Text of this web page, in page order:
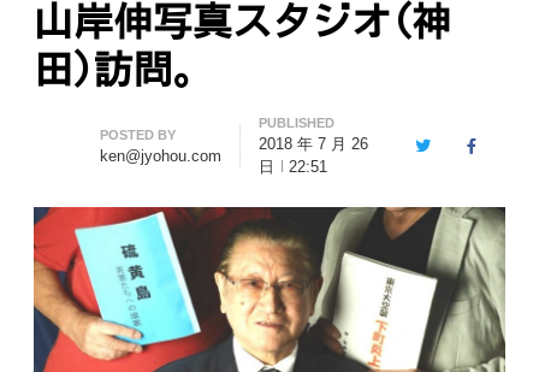
山岸伸写真スタジオ(神
田)訪問。
Author
POSTED BY
ken@jyohou.com
PUBLISHED
2018 年 7 月 26
日
22:51
TwitterFacebook